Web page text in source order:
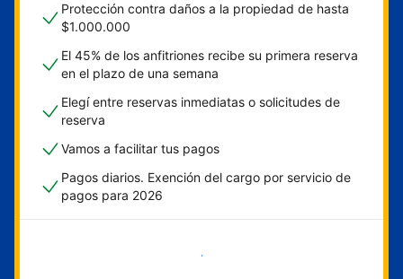
Protección contra daños a la propiedad de hasta
$1.000.000
El 45% de los anfitriones recibe su primera reserva
en el plazo de una semana
Elegí entre reservas inmediatas o solicitudes de
reserva
Vamos a facilitar tus pagos
Pagos diarios. Exención del cargo por servicio de
pagos para 2026
Empezar ahora